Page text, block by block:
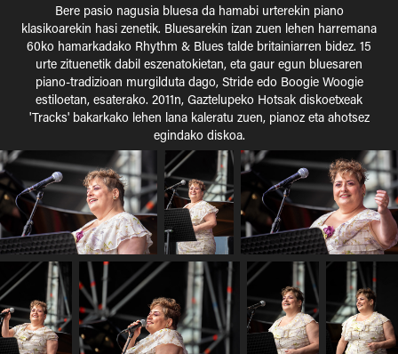
Bere pasio nagusia bluesa da hamabi urterekin piano
klasikoarekin hasi zenetik. Bluesarekin izan zuen lehen harremana
60ko hamarkadako Rhythm & Blues talde britainiarren bidez. 15
urte zituenetik dabil eszenatokietan, eta gaur egun bluesaren
piano-tradizioan murgilduta dago, Stride edo Boogie Woogie
estiloetan, esaterako. 2011n, Gaztelupeko Hotsak diskoetxeak
'Tracks' bakarkako lehen lana kaleratu zuen, pianoz eta ahotsez
egindako diskoa.​​​​​​​